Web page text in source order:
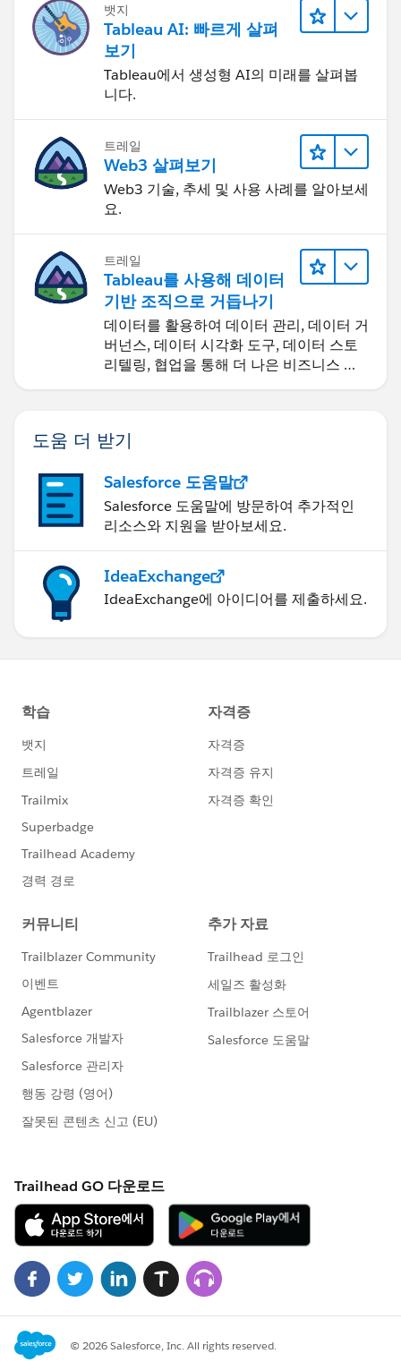
뱃지
Tableau AI: 빠르게 살펴
보기
Tableau에서 생성형 AI의 미래를 살펴봅
니다.
트레일
Web3 살펴보기
Web3 기술, 추세 및 사용 사례를 알아보세
요.
트레일
Tableau를 사용해 데이터
기반 조직으로 거듭나기
데이터를 활용하여 데이터 관리, 데이터 거
버넌스, 데이터 시각화 도구, 데이터 스토
리텔링, 협업을 통해 더 나은 비즈니스 성
과를 달성하세요.
도움 더 받기
Salesforce 도움말
Salesforce 도움말에 방문하여 추가적인
리소스와 지원을 받아보세요.
IdeaExchange
IdeaExchange에 아이디어를 제출하세요.